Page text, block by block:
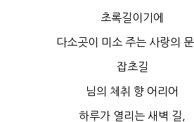
초록길이기에
다소곳이 미소 주는 사랑의 문
잡초길
님의 체취 향 어리어
하루가 열리는 새벽 길,